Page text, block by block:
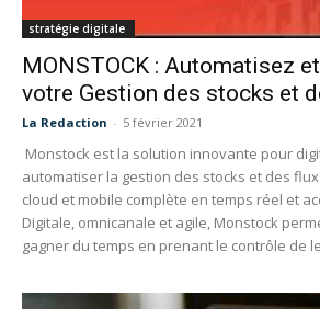
stratégie digitale
MONSTOCK : Automatisez
votre Gestion des stocks et
La Redaction - 5 février 2021
Monstock est la solution innovante pour
automatiser la gestion des stocks et des
cloud et mobile complète en temps réel et
Digitale, omnicanale et agile, Monstock
gagner du temps en prenant le contrôle de